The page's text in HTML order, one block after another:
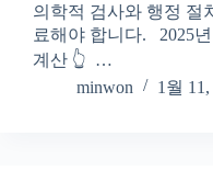
의학적 검사와 행정 절
료해야 합니다. 2025
계산 👆 …
minwon
1월